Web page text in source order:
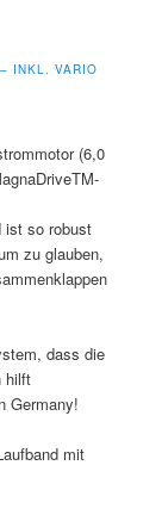
INKL. VARIO
(6,0
ist so robust
zu glauben,
dass die
hilft
Germany!
mit